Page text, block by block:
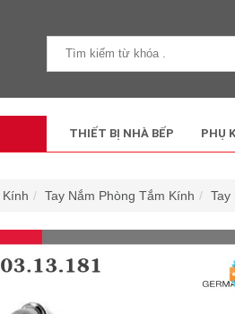
THIẾT BỊ NHÀ BẾP PHỤ
Tay Nắm Phòng Tắm Kính Tay